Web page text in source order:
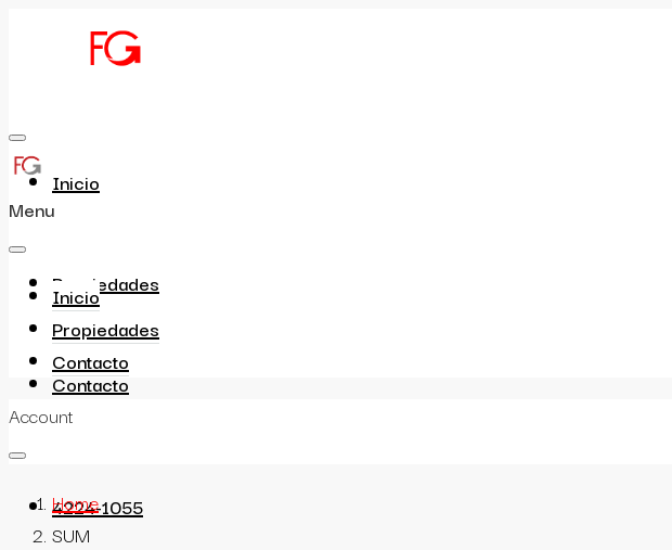
Inicio
Propiedades
Contacto
4224-1055
Menu
Inicio
Propiedades
Contacto
Account
Home
SUM